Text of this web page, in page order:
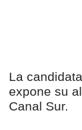
La
expone su
Canal Sur.